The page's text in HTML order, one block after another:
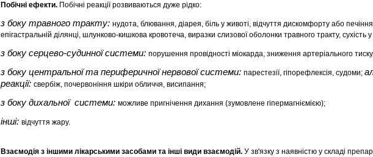
Побічні ефекти. Побічні реакції розвиваються дуже рідко:
з боку травного тракту: нудота, блювання, діарея, біль у животі, відчуття дискомфорту або
епігастральній ділянці, шлунково-кишкова кровотеча, виразки слизової оболонки травного тракту, сухість у
з боку серцево-судинної системи: порушення провідності міокарда, зниження артеріального
з боку центральної та периферичної нервової системи: парестезії, гіпорефлексія, судоми;
реакції: свербіж, почервоніння шкіри обличчя, висипання;
з боку дихальної системи: можливе пригнічення дихання (зумовлене гіпермагніємією);
інші: відчуття жару.
Взаємодія з іншими лікарськими засобами та інші види взаємодій. У зв'язку з наявністю у складі